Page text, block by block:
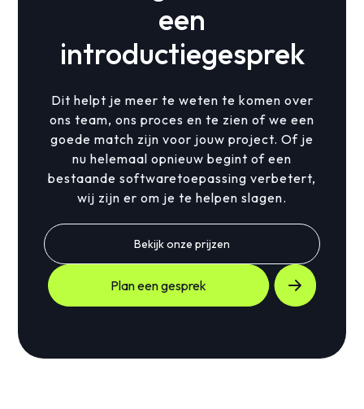
een
introductiegesprek
Dit helpt je meer te weten te komen over
ons team, ons proces en te zien of we een
goede match zijn voor jouw project. Of je
nu helemaal opnieuw begint of een
bestaande softwaretoepassing verbetert,
wij zijn er om je te helpen slagen.
Bekijk onze prijzen
Plan een gesprek